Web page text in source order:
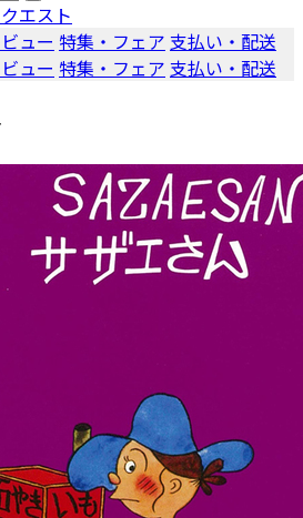
エスト
ュー 特集・フェア 支払い・配送
ュー 特集・フェア 支払い・配送